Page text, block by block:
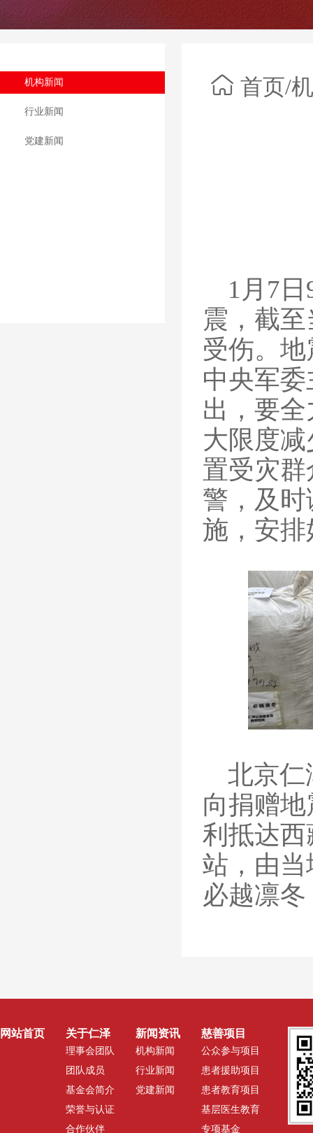
机构新闻
行业新闻
党建新闻
首页/
1月7
震，截
受伤。
中央军
出，要
大限度
置受灾
警，及
施，安
北京仁
向捐赠
利抵达
站，由
必越凛冬
网站首页 关于仁泽
理事会团队
团队成员
基金会简介
荣誉与认证
合作伙伴
新闻资讯
机构新闻
行业新闻
党建新闻
慈善项目
公众参与项目
患者援助项目
患者教育项目
基层医生教育
专项基金